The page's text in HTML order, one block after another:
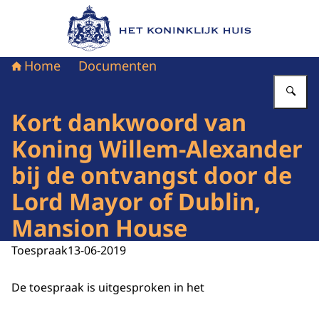
Naar de homepage van Het Koninklijk Huis
Home Documenten
Kort dankwoord van
Koning Willem-Alexander
bij de ontvangst door de
Lord Mayor of Dublin,
Mansion House
Toespraak13-06-2019
De toespraak is uitgesproken in het